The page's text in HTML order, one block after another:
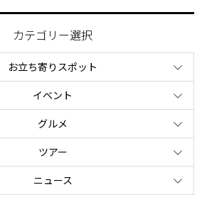
カテゴリー選択
お立ち寄りスポット
イベント
グルメ
ツアー
ニュース